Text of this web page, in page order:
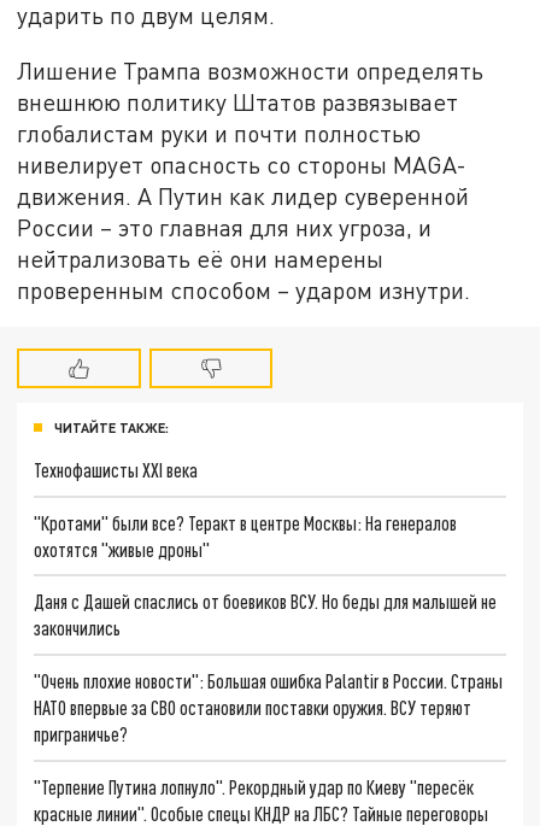
ударить по двум целям.
Лишение Трампа возможности определять
внешнюю политику Штатов развязывает
глобалистам руки и почти полностью
нивелирует опасность со стороны MAGA-
движения. А Путин как лидер суверенной
России – это главная для них угроза, и
нейтрализовать её они намерены
проверенным способом – ударом изнутри.
ЧИТАЙТЕ ТАКЖЕ:
Технофашисты XXI века
"Кротами" были все? Теракт в центре Москвы: На генералов
охотятся "живые дроны"
Даня с Дашей спаслись от боевиков ВСУ. Но беды для малышей не
закончились
"Очень плохие новости": Большая ошибка Palantir в России. Страны
НАТО впервые за СВО остановили поставки оружия. ВСУ теряют
приграничье?
"Терпение Путина лопнуло". Рекордный удар по Киеву "пересёк
красные линии". Особые спецы КНДР на ЛБС? Тайные переговоры